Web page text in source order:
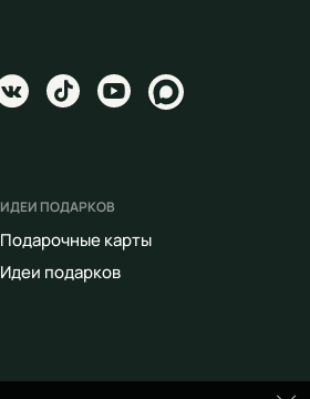
ИДЕИ ПОДАРКОВ
Подарочные карты
Идеи подарков